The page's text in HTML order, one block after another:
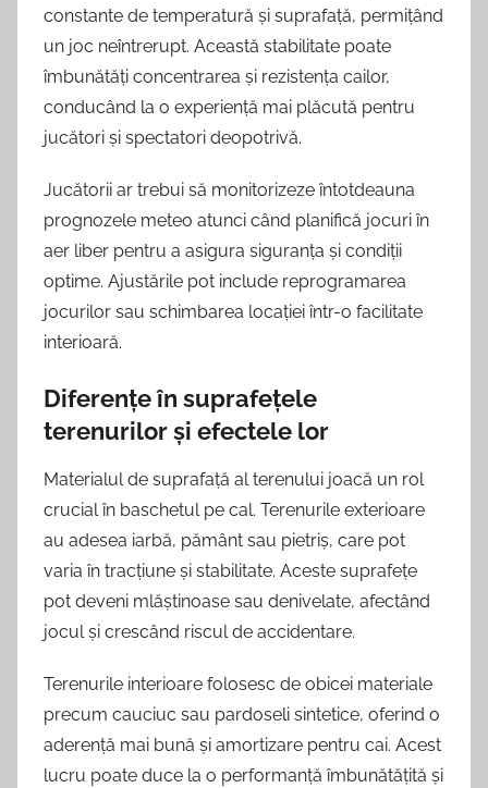
constante de temperatură și suprafață, permițând
un joc neîntrerupt. Această stabilitate poate
îmbunătăți concentrarea și rezistența cailor,
conducând la o experiență mai plăcută pentru
jucători și spectatori deopotrivă.
Jucătorii ar trebui să monitorizeze întotdeauna
prognozele meteo atunci când planifică jocuri în
aer liber pentru a asigura siguranța și condiții
optime. Ajustările pot include reprogramarea
jocurilor sau schimbarea locației într-o facilitate
interioară.
Diferențe în suprafețele
terenurilor și efectele lor
Materialul de suprafață al terenului joacă un rol
crucial în baschetul pe cal. Terenurile exterioare
au adesea iarbă, pământ sau pietriș, care pot
varia în tracțiune și stabilitate. Aceste suprafețe
pot deveni mlăștinoase sau denivelate, afectând
jocul și crescând riscul de accidentare.
Terenurile interioare folosesc de obicei materiale
precum cauciuc sau pardoseli sintetice, oferind o
aderență mai bună și amortizare pentru cai. Acest
lucru poate duce la o performanță îmbunătățită și